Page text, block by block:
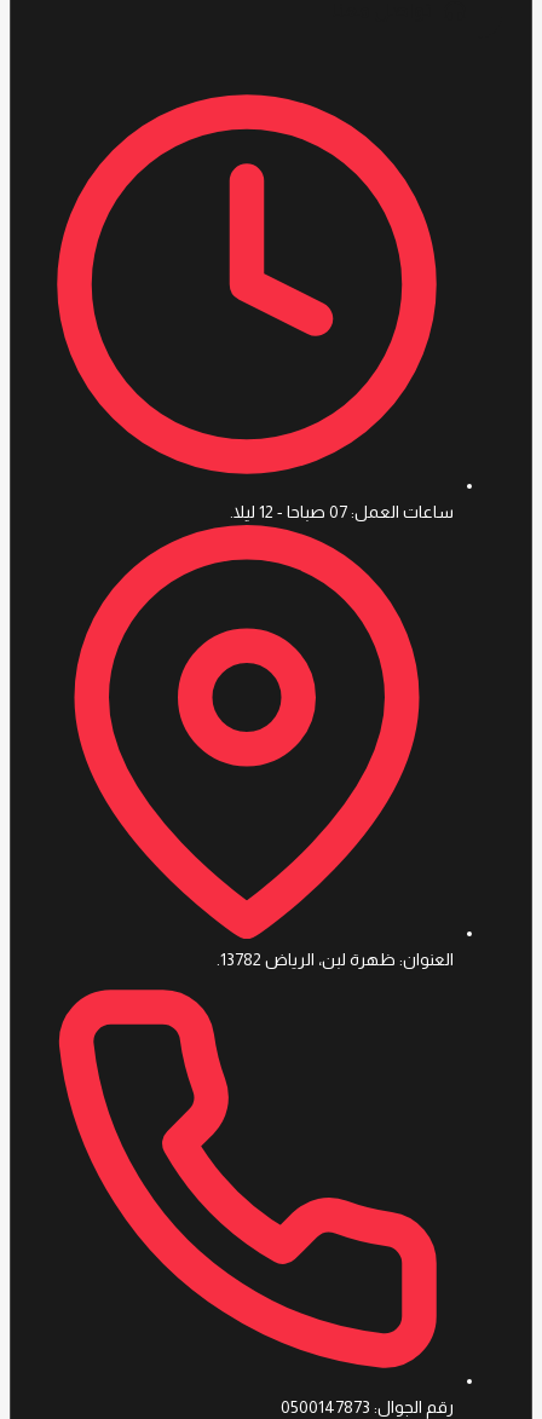
ساعات العمل: 07 صباحا - 12 ليلا.
العنوان: ظهرة لبن، الرياض 13782.
رقم الجوال: 0500147873